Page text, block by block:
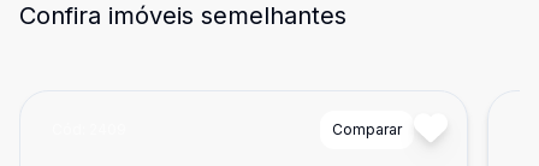
Confira imóveis semelhantes
Comparar